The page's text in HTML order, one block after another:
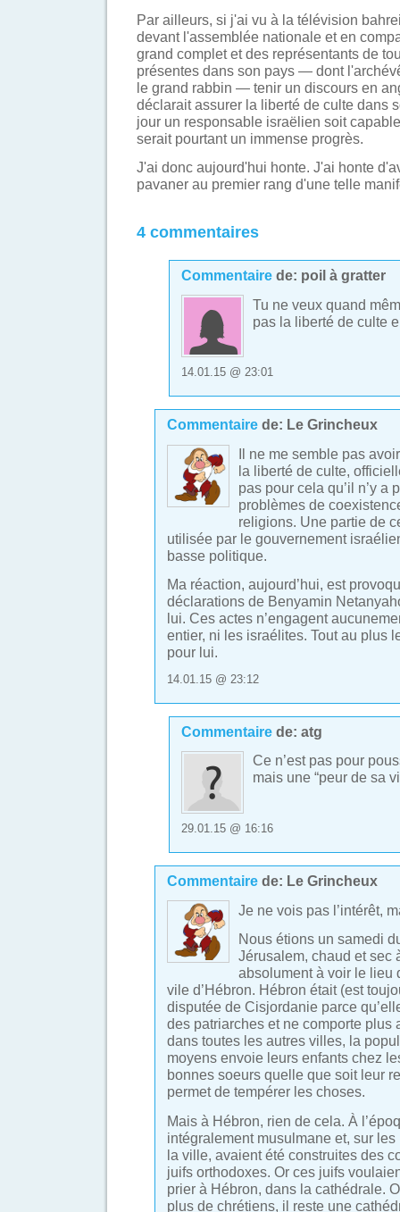
Par ailleurs, si j'ai vu à la télévision
devant l'assemblée nationale et en
grand complet et des représentants de
présentes dans son pays — dont
le grand rabbin — tenir un discours en
déclarait assurer la liberté de culte dans
jour un responsable israëlien soit
serait pourtant un immense progrès.
J'ai donc aujourd'hui honte. J'ai honte
pavaner au premier rang d'une telle
4 commentaires
Commentairede: poil à gratter
Tu ne veux quand
pas la liberté de culte
14.01.15 @ 23:01
Commentaire de: Le Grincheux
Il ne me semble pas
la liberté de culte,
pas pour cela qu’il n’y a
problèmes de
religions. Une partie de
utilisée par le gouvernement
basse politique.
Ma réaction, aujourd’hui, est
déclarations de Benyamin
lui. Ces actes n’engagent
entier, ni les israélites. Tout au plus
pour lui.
14.01.15 @ 23:12
Commentairede: atg
Ce n’est pas pour
mais une “peur de sa
29.01.15 @ 16:16
Commentaire de: Le Grincheux
Je ne vois pas l’intérêt,
Nous étions un samedi
Jérusalem, chaud et sec
absolument à voir le lieu
vile d’Hébron. Hébron était (est
disputée de Cisjordanie parce
des patriarches et ne comporte plus
dans toutes les autres villes, la
moyens envoie leurs enfants chez
bonnes soeurs quelle que soit leur
permet de tempérer les choses.
Mais à Hébron, rien de cela. À
intégralement musulmane et, sur
la ville, avaient été construites des
juifs orthodoxes. Or ces juifs
prier à Hébron, dans la cathédrale.
plus de chrétiens, il reste une